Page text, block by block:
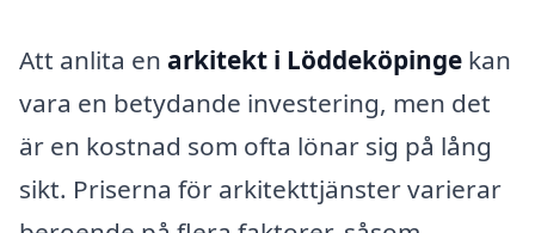
Att anlita en arkitekt i Löddeköpinge kan
vara en betydande investering, men det
är en kostnad som ofta lönar sig på lång
sikt. Priserna för arkitekttjänster varierar